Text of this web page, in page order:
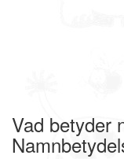
Vad betyder